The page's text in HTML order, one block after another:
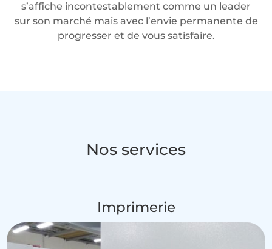
s’affiche incontestablement comme un leader
sur son marché mais avec l’envie permanente de
progresser et de vous satisfaire.
Nos services
Imprimerie